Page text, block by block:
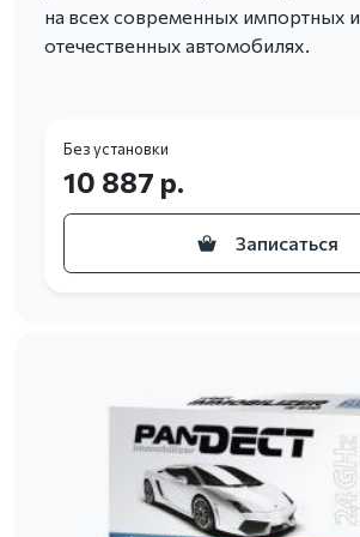
на всех современных импортных и
отечественных автомобилях.
Без установки
10 887 р.
Записаться